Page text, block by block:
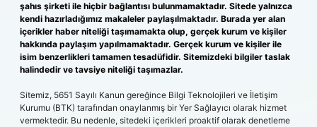
şahıs şirketi ile hiçbir bağlantısı bulunmamaktadır. Sitede yalnızca
kendi hazırladığımız makaleler paylaşılmaktadır. Burada yer alan
içerikler haber niteliği taşımamakta olup, gerçek kurum ve kişiler
hakkında paylaşım yapılmamaktadır. Gerçek kurum ve kişiler ile
isim benzerlikleri tamamen tesadüfidir. Sitemizdeki bilgiler taslak
halindedir ve tavsiye niteliği taşımazlar.
Sitemiz, 5651 Sayılı Kanun gereğince Bilgi Teknolojileri ve İletişim
Kurumu (BTK) tarafından onaylanmış bir Yer Sağlayıcı olarak hizmet
vermektedir. Bu nedenle, sitedeki içerikleri proaktif olarak denetleme